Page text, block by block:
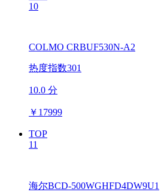
10
COLMO CRBUF530N-A2
热度指数301
10.0 分
￥ 17999
TOP
11
海尔BCD-500WGHFD4DW9U1